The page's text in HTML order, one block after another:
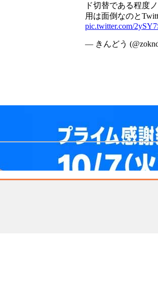
ド切替である程度
用は面倒なのと
pic.twitter.com/
— きんどう